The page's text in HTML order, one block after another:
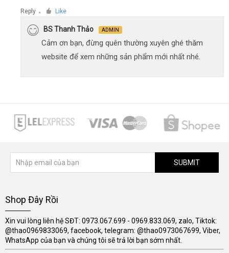
Reply ● Like
BS Thanh Thảo ADMIN
Cảm ơn bạn, đừng quên thường xuyên ghé thăm
website để xem những sản phẩm mới nhất nhé.
SUBMIT
Shop Đây Rồi
Xin vui lòng liên hệ SĐT: 0973.067.699 - 0969.833.069, zalo, Tiktok:
@thao0969833069, facebook, telegram: @thao0973067699, Viber,
WhatsApp của bạn và chúng tôi sẽ trả lời bạn sớm nhất.